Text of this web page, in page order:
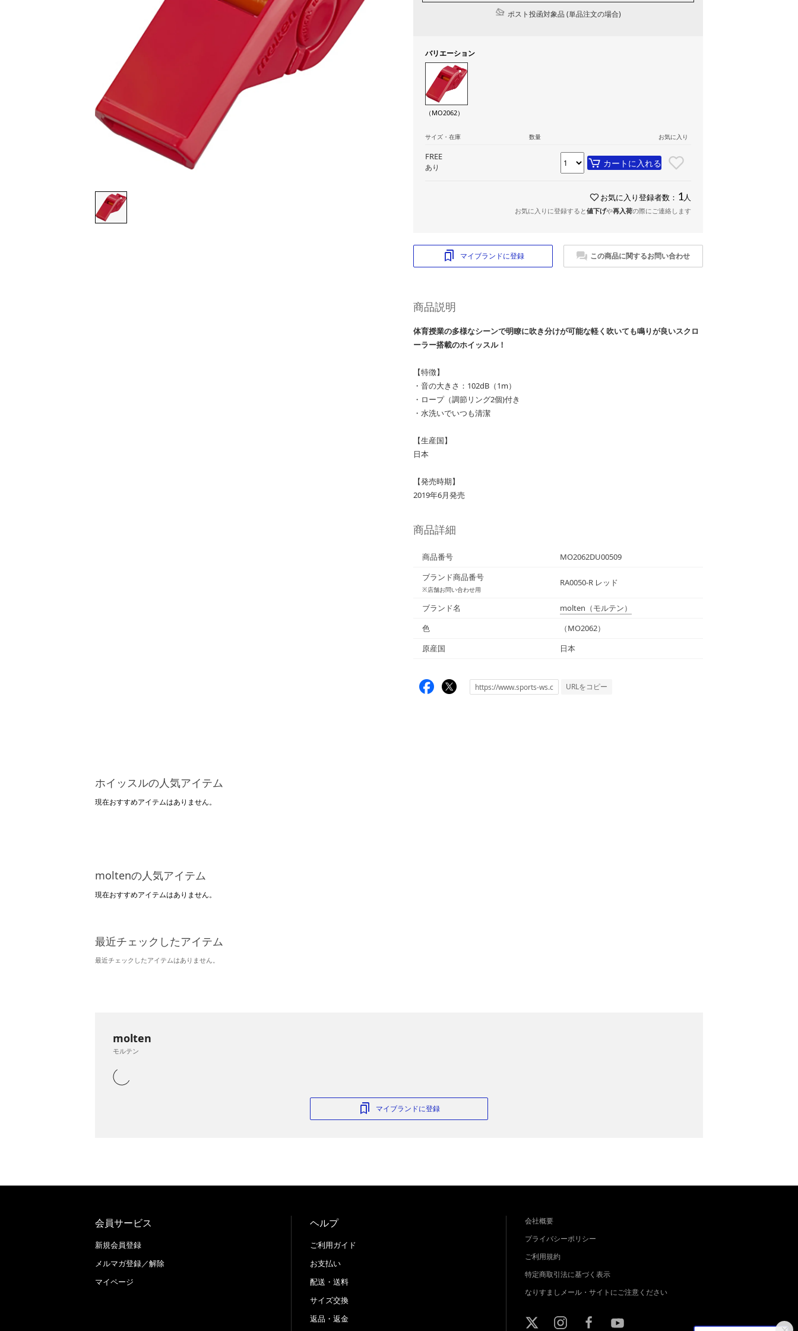
ポスト投函対象品 (単品注文の場合)
バリエーション
（MO2062）
サイズ・在庫 数量 お気に入り
FREE
あり カートに入れる
お気に入り登録者数： 1 人
お気に入りに登録すると値下げや再入荷の際にご連絡します
マイブランドに登録 この商品に関するお問い合わせ
商品説明
体育授業の多様なシーンで明瞭に吹き分けが可能な軽く吹いても鳴りが良いスクロ
ーラー搭載のホイッスル！
【特徴】
・音の大きさ：102dB（1m）
・ロープ（調節リング2個)付き
・水洗いでいつも清潔
【生産国】
日本
【発売時期】
2019年6月発売
商品詳細
商品番号
MO2062DU00509
ブランド商品番号
※店舗お問い合わせ用
RA0050-R レッド
ブランド名 molten （モルテン）
色
（MO2062）
原産国
日本
URLをコピー
ホイッスルの人気アイテム
現在おすすめアイテムはありません。
moltenの人気アイテム
現在おすすめアイテムはありません。
最近チェックしたアイテム
最近チェックしたアイテムはありません。
molten
モルテン
マイブランドに登録
会員サービス
新規会員登録
メルマガ登録／解除
マイページ
ヘルプ
ご利用ガイド
お支払い
配送・送料
サイズ交換
返品・返金
会社概要
プライバシーポリシー
ご利用規約
特定商取引法に基づく表示
なりすましメール・サイトにご注意ください